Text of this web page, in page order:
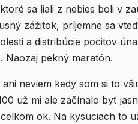
sa liali z nebies boli v
príjemne sa vtedy ochladilo a aj
a distribúcie pocitov
Naozaj pekný maratón.
neviem kedy som si to
už mi ale začínalo byť
ok. Na kysuciach to